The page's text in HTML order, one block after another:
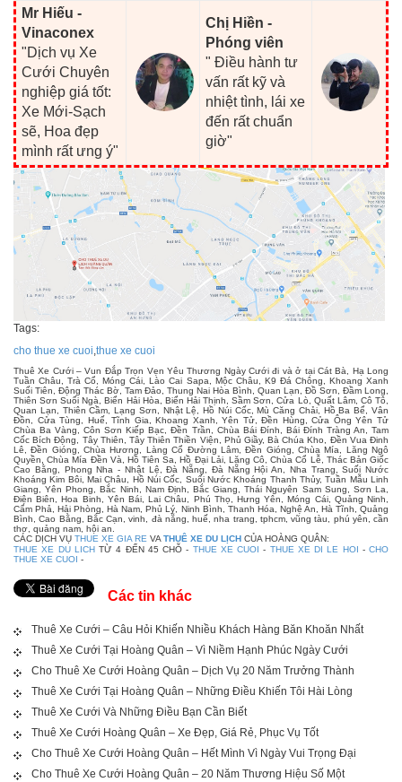
Mr Hiếu -
Vinaconex
"Dịch vụ Xe
Cưới Chuyên
nghiệp giá tốt:
Xe Mới-Sạch
sẽ, Hoa đẹp
mình rất ưng ý"
Chị Hiền -
Phóng viên
" Điều hành tư
vấn rất kỹ và
nhiệt tình, lái xe
đến rất chuẩn
giờ"
Tags:
cho thue xe cuoi thue xe cuoi
Thuê Xe Cưới – Vun Đắp Trọn Vẹn Yêu Thương Ngày Cưới đi và ở tại Cát Bà, Hạ Long
Tuần Châu, Trà Cổ, Móng Cái, Lào Cai Sapa, Mộc Châu, K9 Đá Chông, Khoang Xanh
Suối Tiên, Động Thác Bờ, Tam Đảo, Thung Nai Hòa Bình, Quan Lạn, Đồ Sơn, Đầm Long,
Thiên Sơn Suối Ngà, Biển Hải Hòa, Biển Hải Thịnh, Sầm Sơn, Cửa Lò, Quất Lâm, Cô Tô,
Quan Lạn, Thiên Cầm, Lạng Sơn, Nhật Lệ, Hồ Núi Cốc, Mù Căng Chải, Hồ Ba Bể, Vân
Đồn, Cửa Tùng, Huế, Tĩnh Gia, Khoang Xanh, Yên Tử, Đền Hùng, Cửa Ông Yên Tử
Chùa Ba Vàng, Côn Sơn Kiếp Bạc, Đền Trần, Chùa Bái Đính, Bái Đính Tràng An, Tam
Cốc Bích Động, Tây Thiên, Tây Thiên Thiền Viện, Phủ Giầy, Bà Chúa Kho, Đền Vua Đinh
Lê, Đền Gióng, Chùa Hương, Làng Cổ Đường Lâm, Đền Gióng, Chùa Mía, Lăng Ngô
Quyền, Chùa Mía Đền Và, Hồ Tiên Sa, Hồ Đại Lải, Lăng Cô, Chùa Cổ Lễ, Thác Bản Giốc
Cao Bằng, Phong Nha - Nhật Lệ, Đà Nẵng, Đà Nẵng Hội An, Nha Trang, Suối Nước
Khoáng Kim Bôi, Mai Châu, Hồ Núi Cốc, Suối Nước Khoáng Thanh Thủy, Tuần Mẫu Linh
Giang, Yên Phong, Bắc Ninh, Nam Định, Bắc Giang, Thái Nguyên Sam Sung, Sơn La,
Điện Biên, Hoa Binh, Yên Bái, Lai Châu, Phú Thọ, Hưng Yên, Móng Cái, Quảng Ninh,
Cẩm Phả, Hải Phòng, Hà Nam, Phủ Lý, Ninh Bình, Thanh Hóa, Nghệ An, Hà Tĩnh, Quảng
Bình, Cao Bằng, Bắc Cạn, vinh, đà nẵng, huế, nha trang, tphcm, vũng tàu, phú yên, cần
thơ, quảng nam, hội an.
CÁC DỊCH VỤ THUE XE GIA RE VA THUÊ XE DU LỊCH CỦA HOÀNG QUÂN:
THUE XE DU LICHTỪ 4 ĐẾN 45 CHỖ - THUE XE CUOI - THUE XE DI LE HOI - CHO
THUE XE CUOI -
Các tin khác
Thuê Xe Cưới – Câu Hỏi Khiến Nhiều Khách Hàng Băn Khoăn Nhất
Thuê Xe Cưới Tại Hoàng Quân – Vì Niềm Hạnh Phúc Ngày Cưới
Cho Thuê Xe Cưới Hoàng Quân – Dịch Vụ 20 Năm Trưởng Thành
Thuê Xe Cưới Tại Hoàng Quân – Những Điều Khiến Tôi Hài Lòng
Thuê Xe Cưới Và Những Điều Bạn Cần Biết
Thuê Xe Cưới Hoàng Quân – Xe Đẹp, Giá Rẻ, Phục Vụ Tốt
Cho Thuê Xe Cưới Hoàng Quân – Hết Mình Vì Ngày Vui Trọng Đại
Cho Thuê Xe Cưới Hoàng Quân – 20 Năm Thương Hiệu Số Một